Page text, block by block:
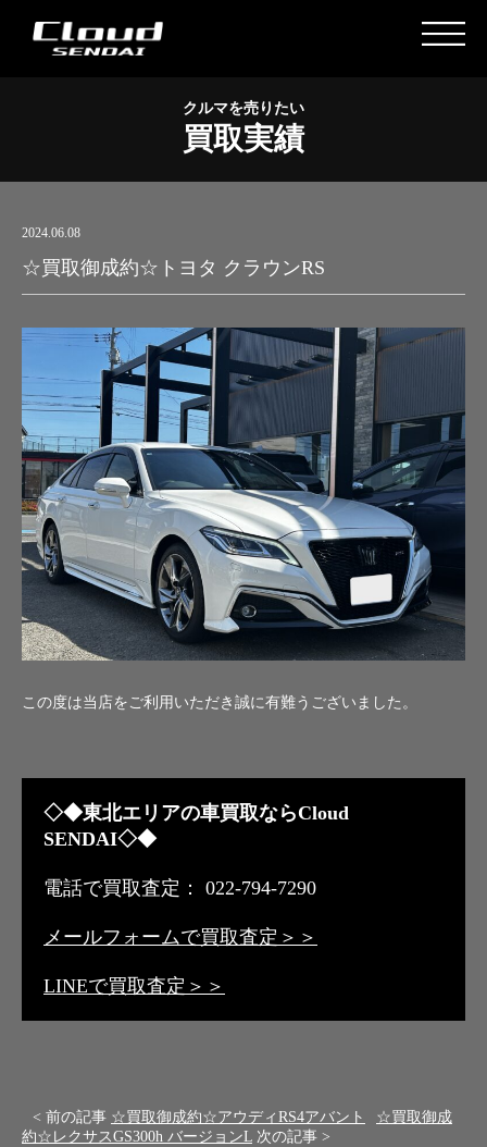
クルマを売りたい
買取実績
2024.06.08
☆買取御成約☆トヨタ クラウンRS
この度は当店をご利用いただき誠に有難うございました。
◇◆東北エリアの車買取ならCloud
SENDAI◇◆
電話で買取査定： 022-794-7290
メールフォームで買取査定＞＞
LINEで買取査定＞＞
< 前の記事 ☆買取御成約☆アウディRS4アバント
☆買取御成
約☆レクサスGS300h バージョンL 次の記事 >